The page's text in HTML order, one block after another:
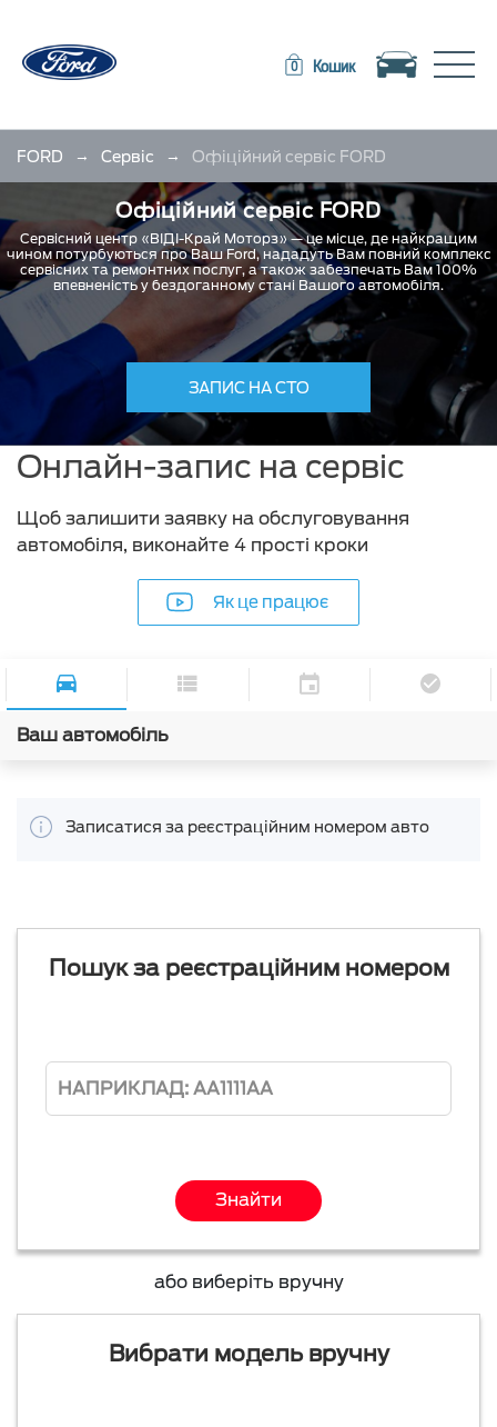
0 Кошик Toggle navigation
FORD → Сервіс → Офіційний сервіс FORD
Офіційний сервіс FORD
Сервісний центр «ВІДІ-Край Моторз» — це місце, де найкращим
чином потурбуються про Ваш Ford, нададуть Вам повний комплекс
сервісних та ремонтних послуг, а також забезпечать Вам 100%
впевненість у бездоганному стані Вашого автомобіля.
ЗАПИС НА СТО
Онлайн-запис на сервіс
Щоб залишити заявку на обслуговування
автомобіля, виконайте 4 прості кроки
Як це працює
Ваш автомобіль
Записатися за реєстраційним номером авто
Пошук за реєстраційним номером
Знайти
або виберіть вручну
Вибрати модель вручну